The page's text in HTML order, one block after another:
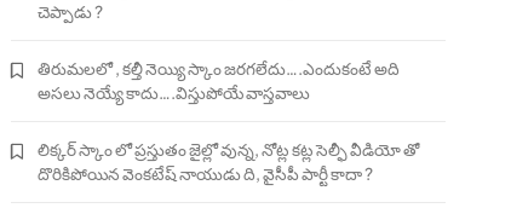
చెప్పాడు ?
తిరుమలలో , కల్తీ నెయ్యి స్కాం జరగలేదు….ఎందుకంటే అది
అసలు నెయ్యే కాదు….విస్తుపోయే వాస్తవాలు
లిక్కర్ స్కాం లో ప్రస్తుతం జైల్లో వున్న, నోట్ల కట్ల సెల్ఫీ వీడియో తో
దొరికిపోయిన వెంకటేష్ నాయుడు ది, వైసీపీ పార్టీ కాదా ?